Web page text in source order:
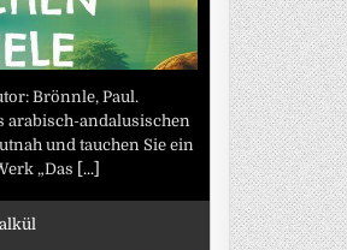
Brönnle, Paul.
arabisch-andalusischen
und tauchen Sie ein
„Das [...]